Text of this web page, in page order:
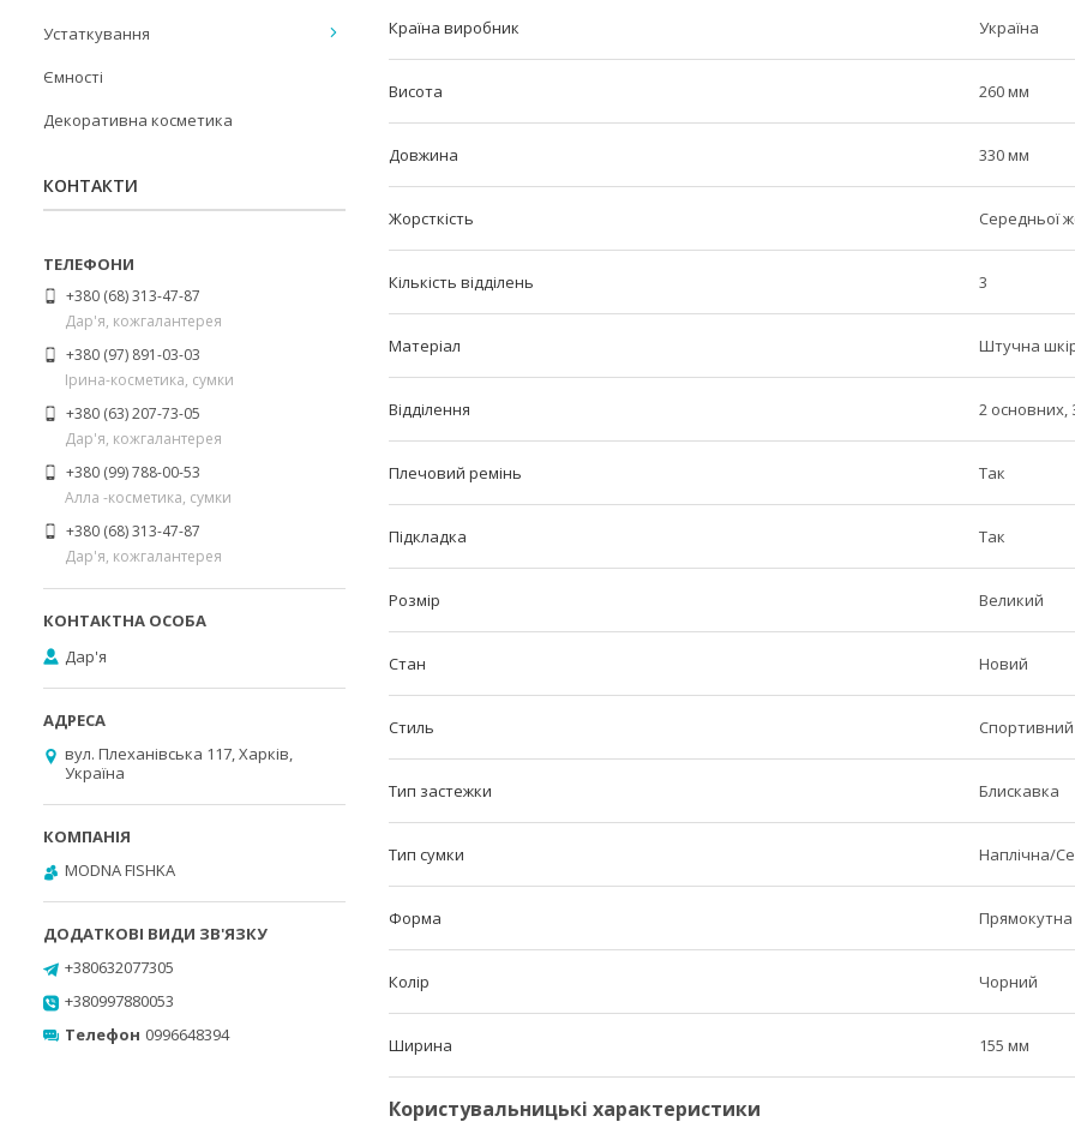
Країна виробник Україна
Висота 260 мм
Довжина 330 мм
Жорсткість Середньої
Кількість відділень 3
Матеріал Штучна
Відділення 2 основних,
Плечовий ремінь Так
Підкладка Так
Розмір Великий
Стан Новий
Стиль Спортивний
Тип застежки Блискавка
Тип сумки Наплічна/
Форма Прямокутна
Колір Чорний
Ширина 155 мм
Користувальницькі характеристики
Устаткування
Ємності
Декоративна косметика
КОНТАКТИ
+380 (68) 313-47-87
Дар'я, кожгалантерея
+380 (97) 891-03-03
Ірина-косметика, сумки
+380 (63) 207-73-05
Дар'я, кожгалантерея
+380 (99) 788-00-53
Алла -косметика, сумки
+380 (68) 313-47-87
Дар'я, кожгалантерея
Дар'я
вул. Плеханівська 117, Харків,
Україна
MODNA FISHKA
+380632077305
+380997880053
Телефон 0996648394